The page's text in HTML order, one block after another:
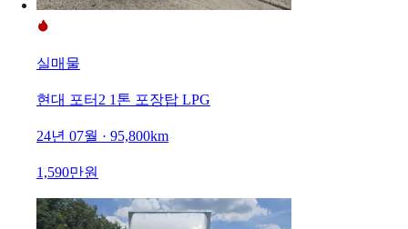
실매물
현대 포터2 1톤 포장탑 LPG
24년 07월 · 95,800km
1,590만원